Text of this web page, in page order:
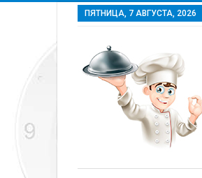
ПЯТНИЦА, 7 АВГУСТА, 2026